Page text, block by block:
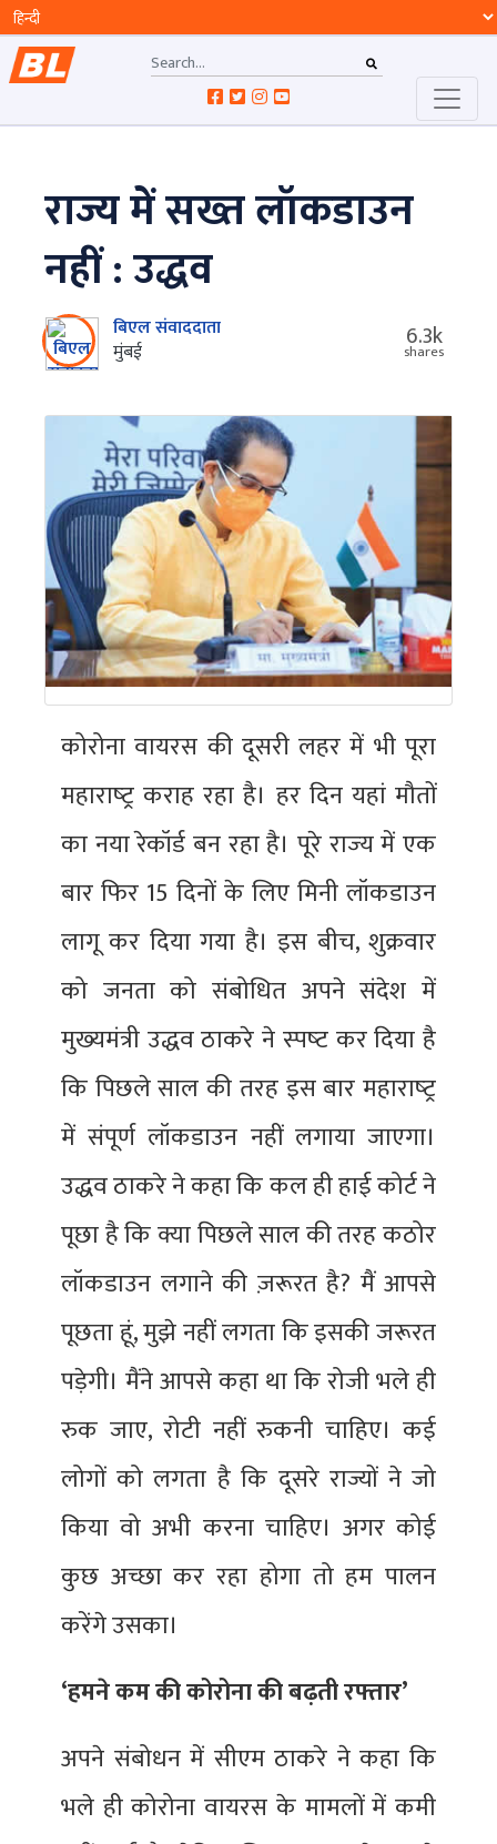
राज्य में सख्त लॉकडाउन
नहीं : उद्धव
बिएल संवाददाता
मुंबई
6.3k
shares
कोरोना वायरस की दूसरी लहर में भी पूरा
महाराष्‍ट्र कराह रहा है। हर दिन यहां मौतों
का नया रेकॉर्ड बन रहा है। पूरे राज्‍य में एक
बार फिर 15 दिनों के लिए मिनी लॉकडाउन
लागू कर दिया गया है। इस बीच, शुक्रवार
को जनता को संबोधित अपने संदेश में
मुख्‍यमंत्री उद्धव ठाकरे ने स्‍पष्‍ट कर दिया है
कि पिछले साल की तरह इस बार महाराष्‍ट्र
में संपूर्ण लॉकडाउन नहीं लगाया जाएगा।
उद्धव ठाकरे ने कहा कि कल ही हाई कोर्ट ने
पूछा है कि क्या पिछले साल की तरह कठोर
लॉकडाउन लगाने की ज़रूरत है? मैं आपसे
पूछता हूं, मुझे नहीं लगता कि इसकी जरूरत
पड़ेगी। मैंने आपसे कहा था कि रोजी भले ही
रुक जाए, रोटी नहीं रुकनी चाहिए। कई
लोगों को लगता है कि दूसरे राज्यों ने जो
किया वो अभी करना चाहिए। अगर कोई
कुछ अच्छा कर रहा होगा तो हम पालन
करेंगे उसका।
‘हमने कम की कोरोना की बढ़ती रफ्तार’
अपने संबोधन में सीएम ठाकरे ने कहा कि
भले ही कोरोना वायरस के मामलों में कमी